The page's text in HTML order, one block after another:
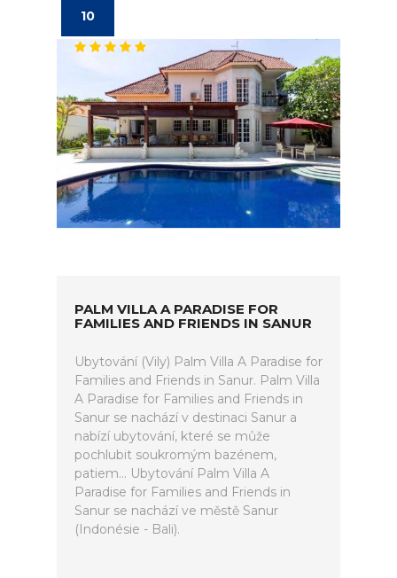
10
PALM VILLA A PARADISE FOR
FAMILIES AND FRIENDS IN SANUR
Ubytování (Vily) Palm Villa A Paradise for
Families and Friends in Sanur. Palm Villa
A Paradise for Families and Friends in
Sanur se nachází v destinaci Sanur a
nabízí ubytování, které se může
pochlubit soukromým bazénem,
patiem... Ubytování Palm Villa A
Paradise for Families and Friends in
Sanur se nachází ve městě Sanur
(Indonésie - Bali).